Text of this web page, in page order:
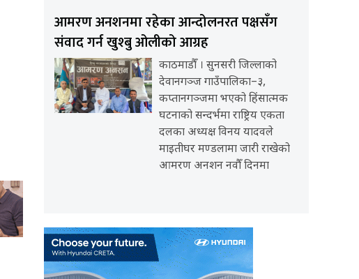
आमरण अनशनमा रहेका आन्दोलनरत पक्षसँग
संवाद गर्न खुश्बु ओलीको आग्रह
काठमाडौँ । सुनसरी जिल्लाको
देवानगञ्ज गाउँपालिका–३,
कप्तानगञ्जमा भएको हिंसात्मक
घटनाको सन्दर्भमा राष्ट्रिय एकता
दलका अध्यक्ष विनय यादवले
माइतीघर मण्डलामा जारी राखेको
आमरण अनशन नवौँ दिनमा